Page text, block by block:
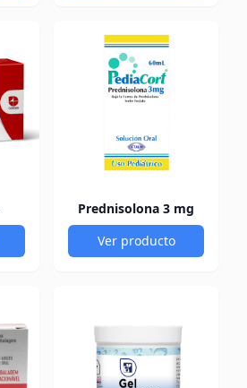
Prednisolona 3 mg
Ver producto